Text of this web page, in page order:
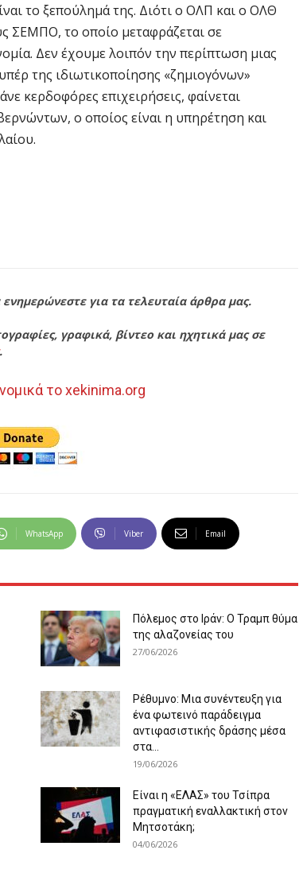
το ξεπούλημά της. Διότι ο ΟΛΠ και ο ΟΛΘ
ΣΕΜΠΟ, το οποίο μεταφράζεται σε
Δεν έχουμε λοιπόν την περίπτωση μιας
της ιδιωτικοποίησης «ζημιογόνων»
κερδοφόρες επιχειρήσεις, φαίνεται
ο οποίος είναι η υπηρέτηση και
για τα τελευταία άρθρα μας.
γραφικά, βίντεο και ηχητικά μας σε
.
το xekinima.org
WhatsApp Viber Email
Πόλεμος στο Ιράν: Ο Τραμπ θύμα
της αλαζονείας του
27/06/2026
Ρέθυμνο: Μια συνέντευξη για
ένα φωτεινό παράδειγμα
αντιφασιστικής δράσης μέσα
στα...
19/06/2026
Είναι η «ΕΛΑΣ» του Τσίπρα
πραγματική εναλλακτική στον
Μητσοτάκη;
04/06/2026